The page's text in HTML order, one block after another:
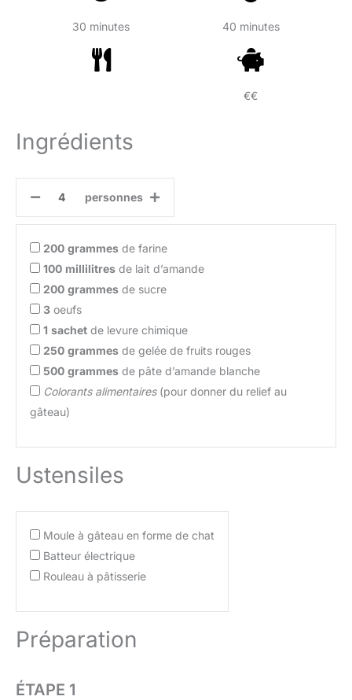
30 minutes 40 minutes
€€
Ingrédients
personnes
200 grammes de farine
100 millilitres de lait d’amande
200 grammes de sucre
3 oeufs
1 sachet de levure chimique
250 grammes de gelée de fruits rouges
500 grammes de pâte d’amande blanche
Colorants alimentaires(pour donner du relief au
gâteau)
Ustensiles
Moule à gâteau en forme de chat
Batteur électrique
Rouleau à pâtisserie
Préparation
ÉTAPE 1